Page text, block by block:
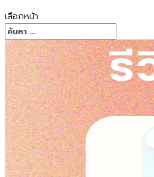
เลือกหน้า